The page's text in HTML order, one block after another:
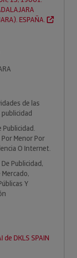
ESPAÑA.
de las
publicidad
Publicidad.
Menor Por
O Internet.
Publicidad,
Y
de DKLS SPAIN